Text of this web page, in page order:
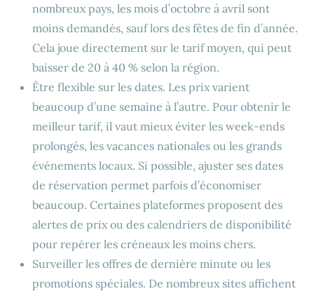
nombreux pays, les mois d’octobre à avril sont
moins demandés, sauf lors des fêtes de fin d’année.
Cela joue directement sur le tarif moyen, qui peut
baisser de 20 à 40 % selon la région.
Être flexible sur les dates. Les prix varient
beaucoup d’une semaine à l’autre. Pour obtenir le
meilleur tarif, il vaut mieux éviter les week-ends
prolongés, les vacances nationales ou les grands
événements locaux. Si possible, ajuster ses dates
de réservation permet parfois d’économiser
beaucoup. Certaines plateformes proposent des
alertes de prix ou des calendriers de disponibilité
pour repérer les créneaux les moins chers.
Surveiller les offres de dernière minute ou les
promotions spéciales. De nombreux sites affichent